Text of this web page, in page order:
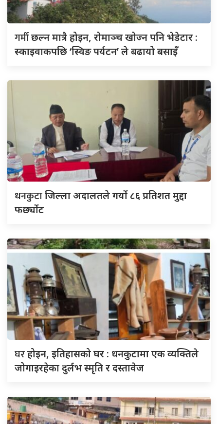
गर्मीछल्न मात्रै होइन, रोमाञ्च खोज्न पनि भेडेटार :
स्काइवाकपछि ‘स्विङ पर्यटन’ ले बढायो बसाइँ
धनकुटाजिल्ला अदालतले गर्यो ८६ प्रतिशत मुद्दा
फर्छ्योट
घरहोइन, इतिहासको घर : धनकुटामा एक व्यक्तिले
जोगाइरहेका दुर्लभ स्मृति र दस्तावेज